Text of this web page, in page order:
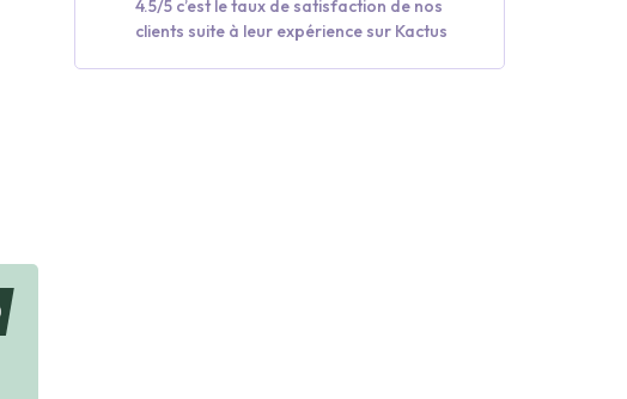
4.5/5 c’est le taux de satisfaction de nos
clients suite à leur expérience sur Kactus